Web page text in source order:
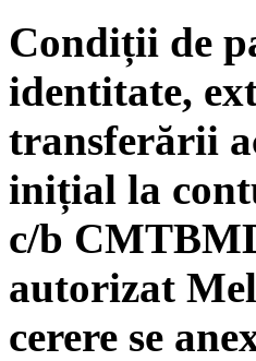
Condiții de
identitate,
transferării
inițial la
c/b
autorizat
cerere se